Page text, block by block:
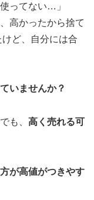
ってない…」
高かったから捨て
ど、自分には合
いませんか？
も、 高く売れる可
が高値がつきやす